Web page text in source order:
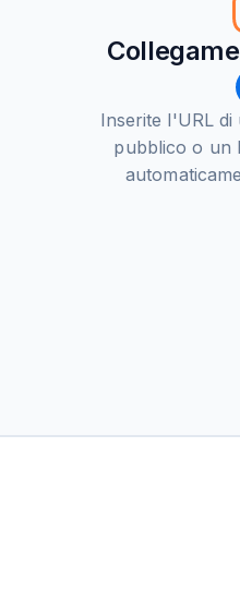
Inserite l'URL
pubblico o un